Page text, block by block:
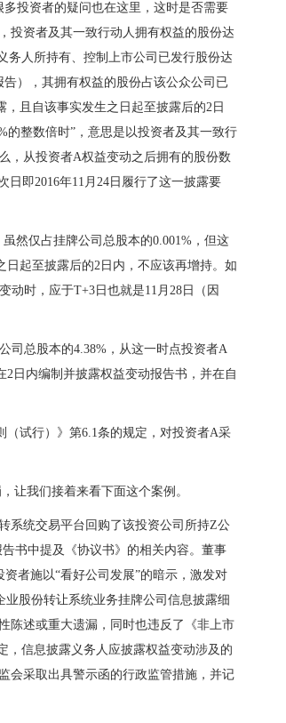
投资者的疑问也在这里，这时是否需要
投资者及其一致行动人拥有权益的股份达
务人所持有、控制上市公司已发行股份达
），其拥有权益的股份占该公众公司已
且自该事实发生之日起至披露后的2日
的整数倍时”，意思是以投资者及其一致行
，从投资者A权益变动之后拥有的股份数
日即2016年11月24日履行了这一披露要
然仅占挂牌公司总股本的0.001%，但这
起至披露后的2日内，不应该再增持。如
动时，应于T+3日也就是11月28日（因
司总股本的4.38%，从这一时点投资者A
2日内编制并披露权益变动报告书，并在自
试行）》第6.1条的规定，对投资者A采
我们接着来看下面这个案例。
统交易平台回购了该投资公司所持Z公
书中提及《协议书》的相关内容。董事
者施以“看好公司发展”的暗示，激发对
股份转让系统业务挂牌公司信息披露细
陈述或重大遗漏，同时也违反了《非上市
，信息披露义务人应披露权益变动涉及的
会采取出具警示函的行政监管措施，并记